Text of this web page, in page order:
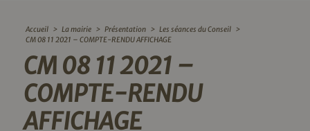
Accueil > La mairie > Présentation > Les séances du Conseil >
CM 08 11 2021 – COMPTE-RENDU AFFICHAGE
CM 08 11 2021 –
COMPTE-RENDU
AFFICHAGE